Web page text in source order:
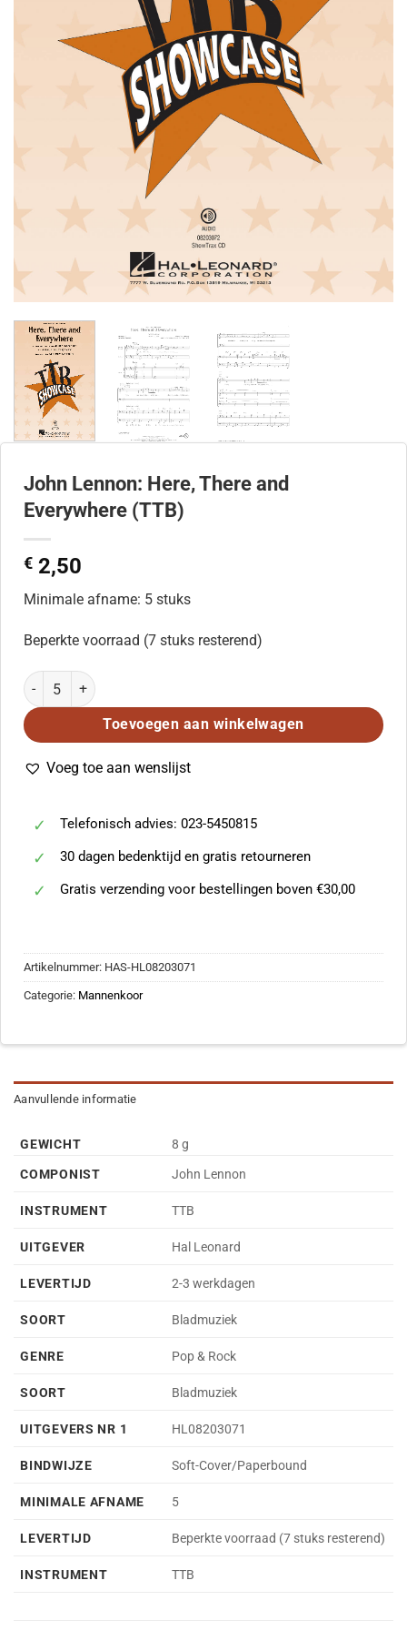
John Lennon: Here, There and
Everywhere (TTB)
€ 2,50
Minimale afname: 5 stuks
Beperkte voorraad (7 stuks resterend)
John Lennon: Here, There and Everywhere (TTB) aantal
Toevoegen aan winkelwagen
Voeg toe aan wenslijst
Telefonisch advies: 023-5450815
30 dagen bedenktijd en gratis retourneren
Gratis verzending voor bestellingen boven €30,00
Artikelnummer: HAS-HL08203071
Categorie: Mannenkoor
Aanvullende informatie
GEWICHT
8 g
COMPONIST
John Lennon
INSTRUMENT TTB
UITGEVER Hal Leonard
LEVERTIJD 2-3 werkdagen
SOORT Bladmuziek
GENRE Pop & Rock
SOORT Bladmuziek
UITGEVERS NR 1 HL08203071
BINDWIJZE Soft-Cover/Paperbound
MINIMALE AFNAME 5
LEVERTIJD Beperkte voorraad (7 stuks resterend)
INSTRUMENT TTB